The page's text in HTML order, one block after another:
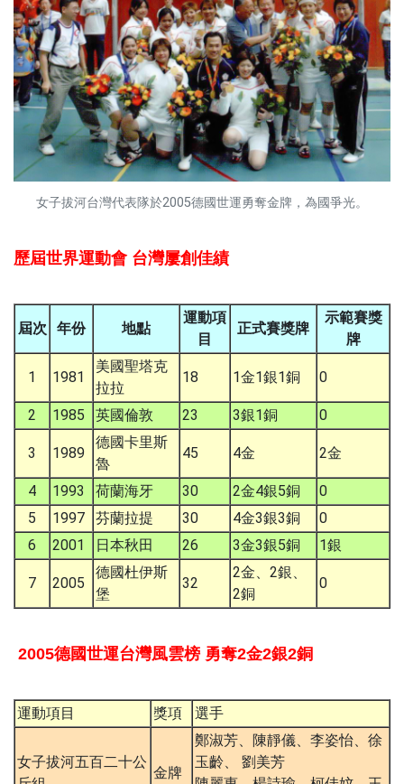
女子拔河台灣代表隊於2005德國世運勇奪金牌，為國爭光。
歷屆世界運動會 台灣屢創佳績
屆次 年份 地點
運動項
目
正式賽獎牌
示範賽獎
牌
1 1981
美國聖塔克
拉拉
18 1金1銀1銅 0
2 1985 英國倫敦 23 3銀1銅 0
3 1989
德國卡里斯
魯
45 4金 2金
4 1993 荷蘭海牙 30 2金4銀5銅
0
5
1997 芬蘭拉提 30 4金3銀3銅
0
6
2001 日本秋田 26 3金3銀5銅 1銀
7 2005
德國杜伊斯
堡
32
2金、2銀、
2銅
0
2005德國世運台灣風雲榜 勇奪2金2銀2銅
運動項目 獎項 選手
女子拔河五百二十公
金牌
鄭淑芳、陳靜儀、李姿怡、徐
玉齡、 劉美芳